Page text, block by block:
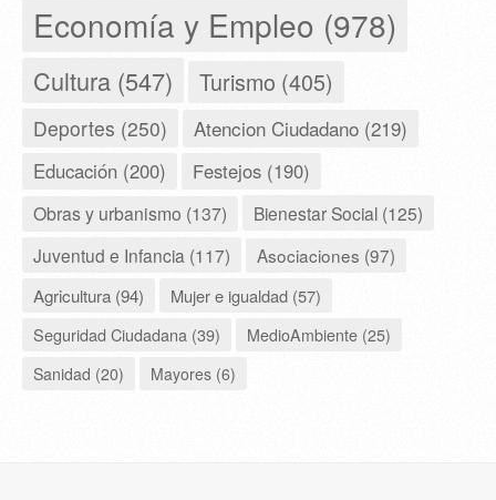
Economía y Empleo (978)
Cultura (547) Turismo (405)
Deportes (250) Atencion Ciudadano (219)
Educación (200) Festejos (190)
Obras y urbanismo (137)
Bienestar Social (125)
Juventud e Infancia (117)
Asociaciones (97)
Agricultura (94)
Mujer e igualdad (57)
Seguridad Ciudadana (39)
MedioAmbiente (25)
Sanidad (20)
Mayores (6)